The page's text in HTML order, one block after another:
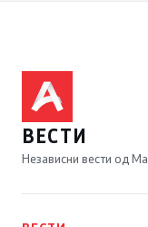
ВЕСТИ
Независни вести од